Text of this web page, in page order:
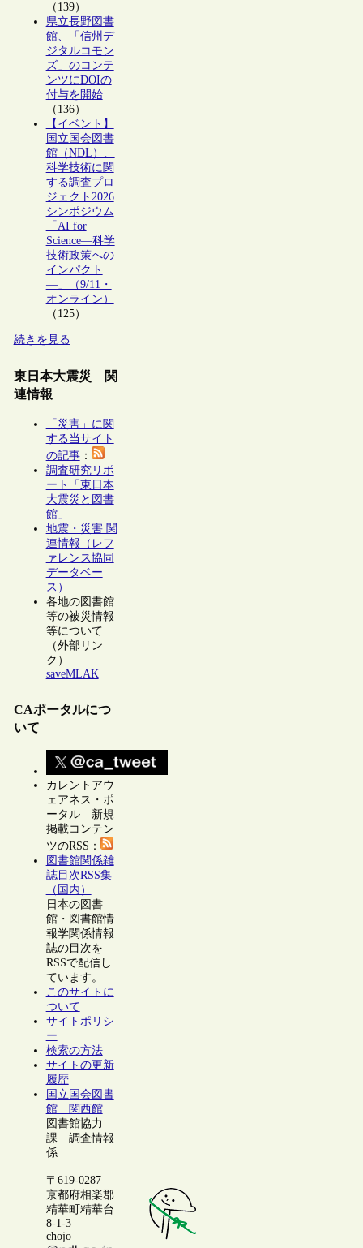
（139）
県立長野図書
館、「信州デ
ジタルコモン
ズ」のコンテ
ンツにDOIの
付与を開始
（136）
【イベント】
国立国会図書
館（NDL）、
科学技術に関
する調査プロ
ジェクト2026
シンポジウム
「AI for
Science―科学
技術政策への
インパクト
―」（9/11・
オンライン）
（125）
続きを見る
東日本大震災 関
連情報
「災害」に関
する当サイト
の記事：
調査研究リポ
ート「東日本
大震災と図書
館」
地震・災害 関
連情報（レフ
ァレンス協同
データベー
ス）
各地の図書館
等の被災情報
等について
（外部リン
ク）
saveMLAK
CAポータルにつ
いて
カレントアウ
ェアネス・ポ
ータル 新規
掲載コンテン
ツのRSS：
図書館関係雑
誌目次RSS集
（国内）
日本の図書
館・図書館情
報学関係情報
誌の目次を
RSSで配信し
ています。
このサイトに
ついて
サイトポリシ
ー
検索の方法
サイトの更新
履歴
国立国会図書
館 関西館
図書館協力
課 調査情報
係
〒619-0287
京都府相楽郡
精華町精華台
8-1-3
chojo